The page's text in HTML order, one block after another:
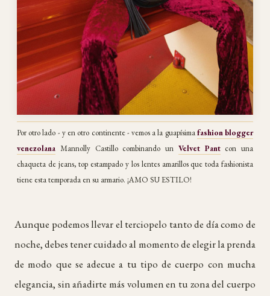
Por otro lado - y en otro continente - vemos a la guapísimafashion blogger
venezolana Mannolly Castillo combinando un Velvet Pantcon una
chaqueta de jeans, top estampado y los lentes amarillos que toda fashionista
tiene esta temporada en su armario. ¡AMO SU ESTILO!
Aunque podemos llevar el terciopelo tanto de día como de
noche, debes tener cuidado al momento de elegir la prenda
de modo que se adecue a tu tipo de cuerpo con mucha
elegancia, sin añadirte más volumen en tu zona del cuerpo